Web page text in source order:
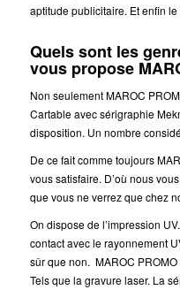
aptitude publicitaire. Et enfin
Quels sont les
vous propose
Non seulement MAROC
Cartable avec sérigraphie
disposition. Un nombre
De ce fait comme toujours
vous satisfaire. D’où nous
que vous ne verrez que chez
On dispose de l’impression
contact avec le rayonnement
sûr que non. MAROC PROMO
Tels que la gravure laser. La